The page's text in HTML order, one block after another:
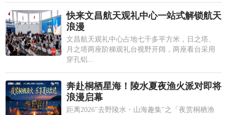
快来文昌航天观礼中心一站式解锁航天
浪漫
文昌航天观礼中心占地七千多平方米，日之塔、
月之塔两座阶梯观礼台视野开阔，两座看台采用
穿孔铝...
奔赴桐栖星海！陵水夏夜渔火派对即将
浪漫启幕
距离2026"去野陵水・山海趣集"之「夜赏桐栖渔